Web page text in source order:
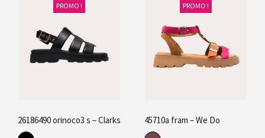
PROMO !
26186490 orinoco3 s – Clarks
PROMO !
45710a fram – We Do